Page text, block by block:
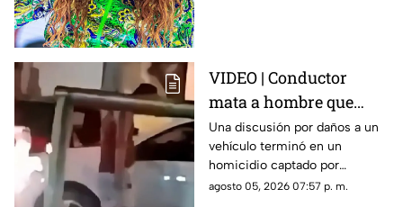
VIDEO | Conductor
mata a hombre que
rompió su espejo
retrovisor
Una discusión por daños a un
vehículo terminó en un
homicidio captado por
testigos.
agosto 05, 2026 07:57 p. m.